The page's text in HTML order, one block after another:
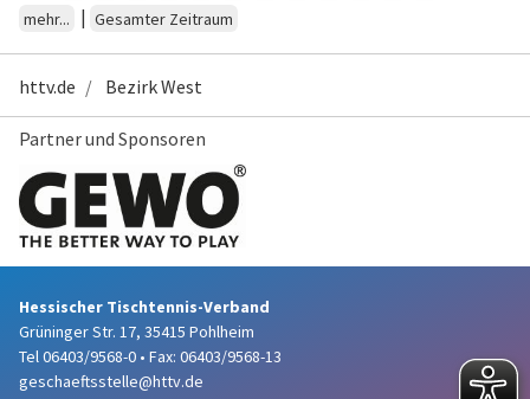
mehr...
| Gesamter Zeitraum
httv.de Bezirk West
Partner und Sponsoren
Hessischer Tischtennis-Verband
Grüninger Str. 17, 35415 Pohlheim
Tel 06403/9568-0 • Fax: 06403/9568-13
geschaeftsstelle@httv.de